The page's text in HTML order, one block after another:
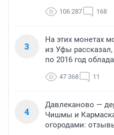
106 287 168
3
На этих монетах
из Уфы рассказал,
по 2016 год
47 368 11
4
Давлеканово —
Чишмы и
огородами: